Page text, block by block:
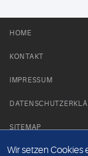
HOME
KONTAKT
IMPRESSUM
SITEMAP
NEWS PARTNER
Wir setzen Cookies